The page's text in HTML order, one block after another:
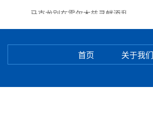
马克龙别在霍尔木兹寻衅添乱
首页 关于我们